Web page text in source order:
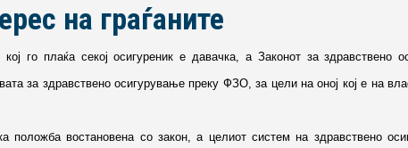
на граѓаните
го плаќа секој осигуреник е давачка, а Законот за здравствено
за здравствено осигурување преку ФЗО, за цели на оној кој е на
положба востановена со закон, а целиот систем на здравствено